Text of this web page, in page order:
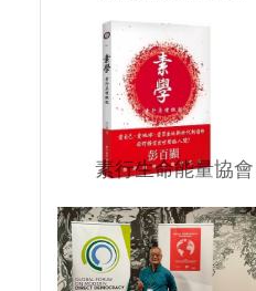
素行生命能量協會